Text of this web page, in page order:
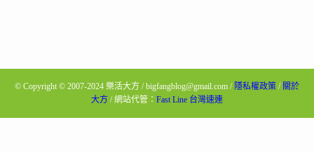
© Copyright © 2007-2024 樂活大方 / bigfangblog@gmail.com / 隱私權政策 / 關於
大方 / 網站代管： Fast Line 台灣速連